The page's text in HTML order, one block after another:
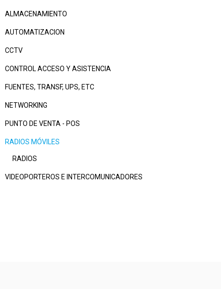
ALMACENAMIENTO
AUTOMATIZACION
CCTV
CONTROL ACCESO Y ASISTENCIA
FUENTES, TRANSF, UPS, ETC
NETWORKING
PUNTO DE VENTA - POS
RADIOS MÓVILES
RADIOS
VIDEOPORTEROS E INTERCOMUNICADORES